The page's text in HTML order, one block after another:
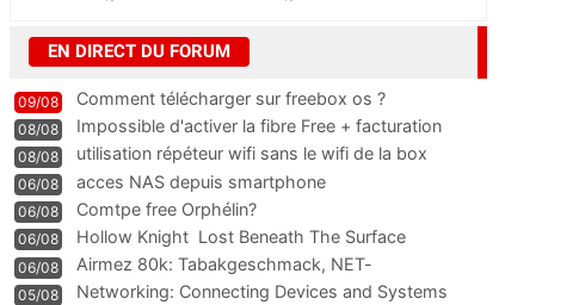
EN DIRECT DU FORUM
09/08 Comment télécharger sur freebox os ?
08/08
Impossible d'activer la fibre Free + facturation
résiliation
08/08 utilisation répéteur wifi sans le wifi de la box
06/08 acces NAS depuis smartphone
06/08 Comtpe free Orphélin?
06/08 Hollow Knight  Lost Beneath The Surface
06/08
Airmez 80k: Tabakgeschmack, NET-
Technologie und Leistung im
05/08 Networking: Connecting Devices and Systems